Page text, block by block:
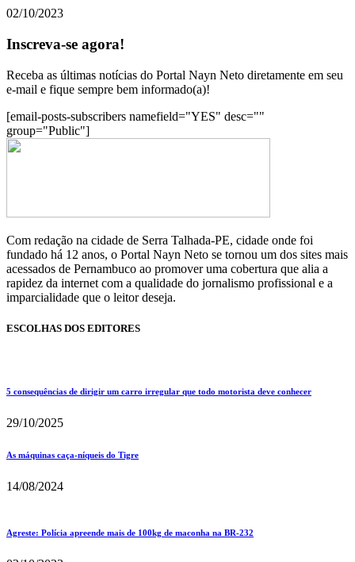
02/10/2023
Inscreva-se agora!
Receba as últimas notícias do Portal Nayn Neto diretamente em seu
e-mail e fique sempre bem informado(a)!
[email-posts-subscribers namefield="YES" desc=""
group="Public"]
Com redação na cidade de Serra Talhada-PE, cidade onde foi
fundado há 12 anos, o Portal Nayn Neto se tornou um dos sites mais
acessados de Pernambuco ao promover uma cobertura que alia a
rapidez da internet com a qualidade do jornalismo profissional e a
imparcialidade que o leitor deseja.
ESCOLHAS DOS EDITORES
5 consequências de dirigir um carro irregular que todo motorista deve conhecer
29/10/2025
As máquinas caça-níqueis do Tigre
14/08/2024
Agreste: Polícia apreende mais de 100kg de maconha na BR-232